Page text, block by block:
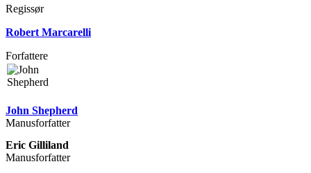
Regissør
Robert Marcarelli
Forfattere
John Shepherd
Manusforfatter
Eric Gilliland
Manusforfatter